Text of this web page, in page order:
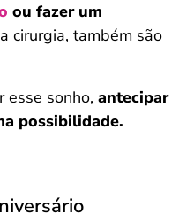
ou fazer um
cirurgia, também são
esse sonho, antecipar
possibilidade.